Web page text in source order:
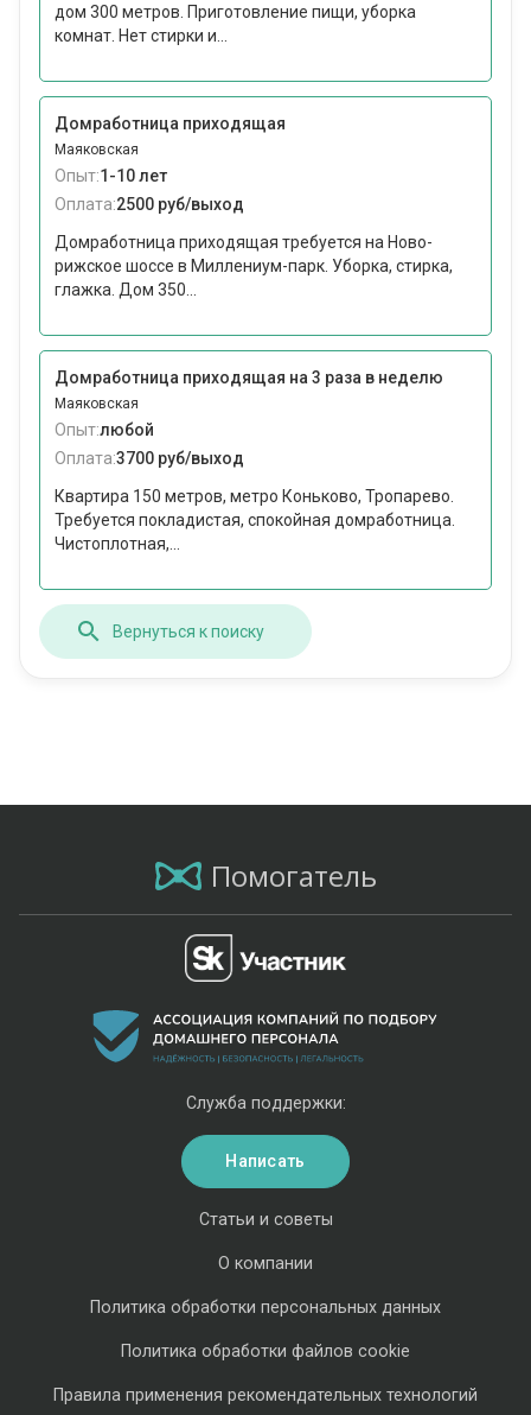
дом 300 метров. Приготовление пищи, уборка
комнат. Нет стирки и...
Домработница приходящая
Маяковская
Опыт:1-10 лет
Оплата:2500 руб/выход
Домработница приходящая требуется на Ново-
рижское шоссе в Миллениум-парк. Уборка, стирка,
глажка. Дом 350...
Домработница приходящая на 3 раза в неделю
Маяковская
Опыт:любой
Оплата:3700 руб/выход
Квартира 150 метров, метро Коньково, Тропарево.
Требуется покладистая, спокойная домработница.
Чистоплотная,...
Вернуться к поиску
Помогатель
Статьи и советы
О компании
Политика обработки персональных данных
Политика обработки файлов cookie
Правила применения рекомендательных технологий
Служба поддержки:
Написать